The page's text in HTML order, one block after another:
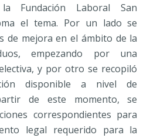
Fundación Laboral San
el tema. Por un lado se
de mejora en el ámbito de la
empezando por una
y por otro se recopiló
disponible a nivel de
de este momento, se
correspondientes para
legal requerido para la